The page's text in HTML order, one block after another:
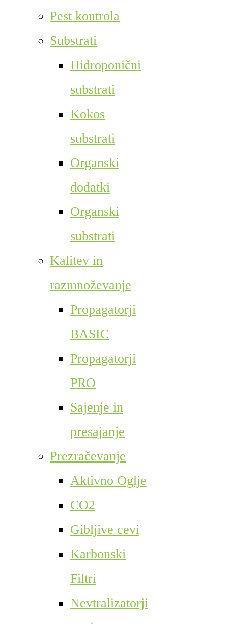
Pest kontrola
Substrati
Hidroponični
substrati
Kokos
substrati
Organski
dodatki
Organski
substrati
Kalitev in
razmnoževanje
Propagatorji
BASIC
Propagatorji
PRO
Sajenje in
presajanje
Prezračevanje
Aktivno Oglje
CO2
Gibljive cevi
Karbonski
Filtri
Nevtralizatorji